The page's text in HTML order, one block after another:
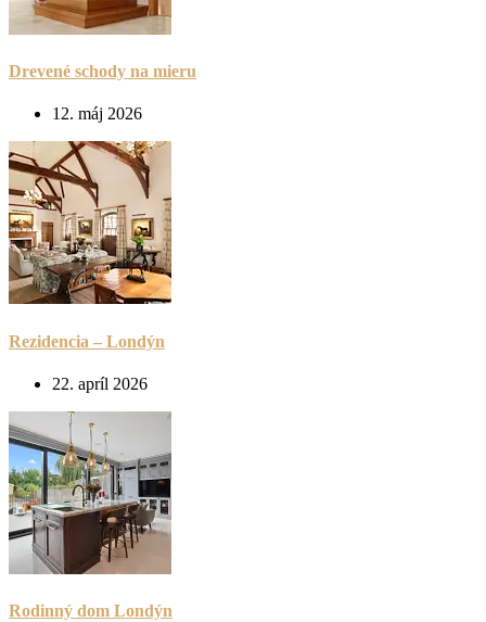
Drevené schody na mieru
12. máj 2026
Rezidencia – Londýn
22. apríl 2026
Rodinný dom Londýn